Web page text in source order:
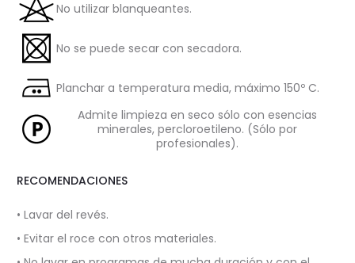
No utilizar blanqueantes.
No se puede secar con secadora.
Planchar a temperatura media, máximo 150º C.
Admite limpieza en seco sólo con esencias
minerales, percloroetileno. (Sólo por
profesionales).
RECOMENDACIONES
• Lavar del revés.
• Evitar el roce con otros materiales.